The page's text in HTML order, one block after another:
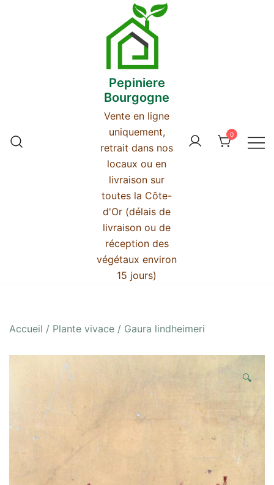
Pepiniere
Bourgogne
Vente en ligne
uniquement,
retrait dans nos
locaux ou en
livraison sur
toutes la Côte-
d'Or (délais de
livraison ou de
réception des
végétaux environ
15 jours)
0
Accueil / Plante vivace / Gaura lindheimeri
🔍